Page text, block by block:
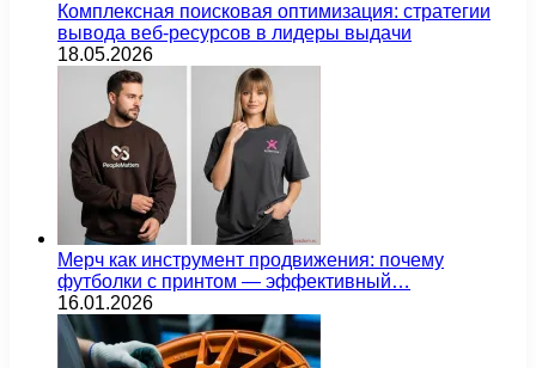
Комплексная поисковая оптимизация: стратегии
вывода веб-ресурсов в лидеры выдачи
18.05.2026
Мерч как инструмент продвижения: почему
футболки с принтом — эффективный…
16.01.2026